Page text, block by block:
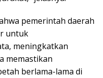
pemerintah daerah
untuk
meningkatkan
memastikan
berlama-lama di